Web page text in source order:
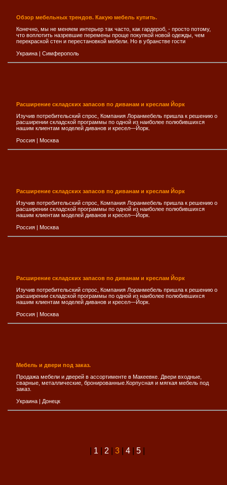
Обзор мебельных трендов. Какую мебель купить.
Конечно, мы не меняем интерьер так часто, как гардероб, - просто потому,
что воплотить назревшие перемены проще покупкой новой одежды, чем
перекраской стен и перестановкой мебели. Но в убранстве гости
Украина | Симферополь
Расширение складских запасов по диванам и креслам Йорк
Изучив потребительский спрос, Компания Лоранмебель пришла к решению о
расширении складской программы по одной из наиболее полюбившихся
нашим клиентам моделей диванов и кресел—Йорк.
Россия | Москва
Расширение складских запасов по диванам и креслам Йорк
Изучив потребительский спрос, Компания Лоранмебель пришла к решению о
расширении складской программы по одной из наиболее полюбившихся
нашим клиентам моделей диванов и кресел—Йорк.
Россия | Москва
Расширение складских запасов по диванам и креслам Йорк
Изучив потребительский спрос, Компания Лоранмебель пришла к решению о
расширении складской программы по одной из наиболее полюбившихся
нашим клиентам моделей диванов и кресел—Йорк.
Россия | Москва
Мебель и двери под заказ.
Продажа мебели и дверей в ассортименте в Макеевке. Двери входные,
сварные, металлические, бронированные.Корпусная и мягкая мебель под
заказ.
Украина | Донецк
1 2 3 4 5